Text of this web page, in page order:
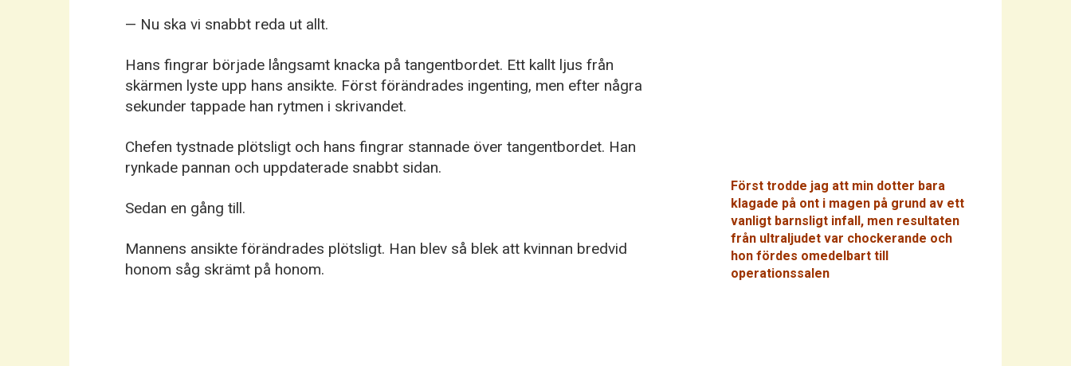
— Nu ska vi snabbt reda ut allt.
Hans fingrar började långsamt knacka på tangentbordet. Ett kallt ljus från
skärmen lyste upp hans ansikte. Först förändrades ingenting, men efter några
sekunder tappade han rytmen i skrivandet.
Chefen tystnade plötsligt och hans fingrar stannade över tangentbordet. Han
rynkade pannan och uppdaterade snabbt sidan.
Sedan en gång till.
Mannens ansikte förändrades plötsligt. Han blev så blek att kvinnan bredvid
honom såg skrämt på honom.
Först trodde jag att min dotter bara
klagade på ont i magen på grund av ett
vanligt barnsligt infall, men resultaten
från ultraljudet var chockerande och
hon fördes omedelbart till
operationssalen